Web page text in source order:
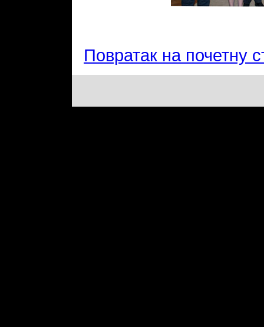
Повратак на почетну